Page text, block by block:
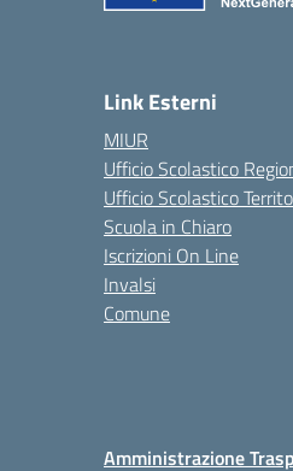
Link Esterni
MIUR
Ufficio Scolastico
Ufficio Scolastico
Scuola in Chiaro
Iscrizioni On Line
Invalsi
Comune
Amministrazione